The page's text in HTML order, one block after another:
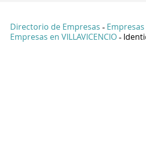
Directorio de Empresas - Empresas
Empresas en VILLAVICENCIO -